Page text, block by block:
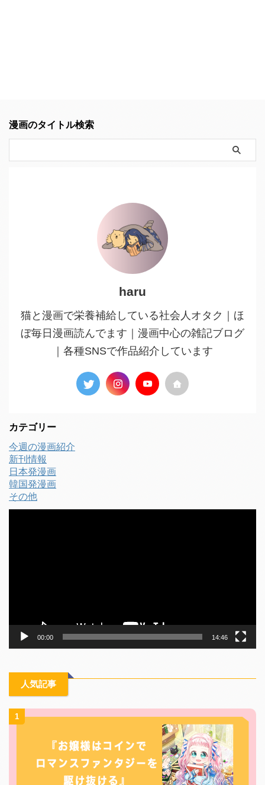
漫画のタイトル検索
haru
猫と漫画で栄養補給している社会人オタク｜ほ
ぼ毎日漫画読んでます｜漫画中心の雑記ブログ
｜各種SNSで作品紹介しています
カテゴリー
今週の漫画紹介
新刊情報
日本発漫画
韓国発漫画
その他
00:00 14:46
人気記事
1